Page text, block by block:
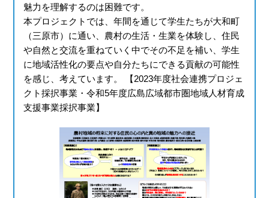
魅力を理解するのは困難です。
本プロジェクトでは、年間を通じて学生たちが大和町
（三原市）に通い、農村の生活・生業を体験し、住民
や自然と交流を重ねていく中でその不足を補い、学生
に地域活性化の要点や自分たちにできる貢献の可能性
を感じ、考えています。 【2023年度社会連携プロジェ
クト採択事業・令和5年度広島広域都市圏地域人材育成
支援事業採択事業】